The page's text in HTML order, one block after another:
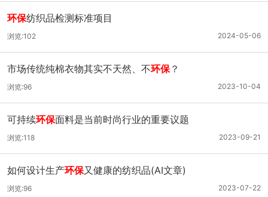
环保纺织品检测标准项目
2024-05-06
浏览:102
市场传统纯棉衣物其实不天然、不环保？
2023-10-04
浏览:96
可持续环保面料是当前时尚行业的重要议题
2023-09-21
浏览:118
如何设计生产环保又健康的纺织品(AI文章)
2023-07-22
浏览:96